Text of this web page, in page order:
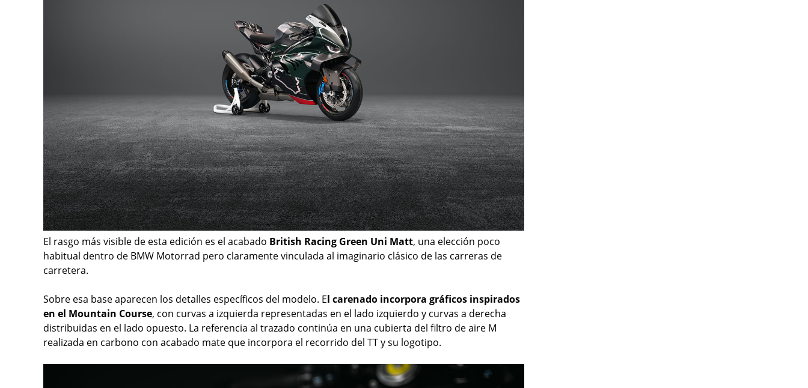
El rasgo más visible de esta edición es el acabado British Racing Green Uni Matt, una elección poco
habitual dentro de BMW Motorrad pero claramente vinculada al imaginario clásico de las carreras de
carretera.
Sobre esa base aparecen los detalles específicos del modelo. El carenado incorpora gráficos inspirados
en el Mountain Course, con curvas a izquierda representadas en el lado izquierdo y curvas a derecha
distribuidas en el lado opuesto. La referencia al trazado continúa en una cubierta del filtro de aire M
realizada en carbono con acabado mate que incorpora el recorrido del TT y su logotipo.